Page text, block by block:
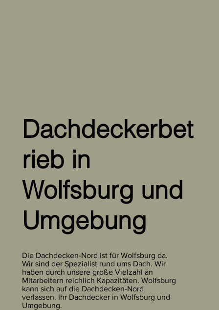
Dachdeckerbet
rieb in
Wolfsburg und
Umgebung
Die Dachdecken-Nord ist für Wolfsburg da.
Wir sind der Spezialist rund ums Dach. Wir
haben durch unsere große Vielzahl an
Mitarbeitern reichlich Kapazitäten. Wolfsburg
kann sich auf die Dachdecken-Nord
verlassen. Ihr Dachdecker in Wolfsburg und
Umgebung.